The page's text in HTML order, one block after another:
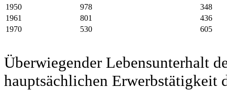
1950 978
348
1961
801
436
1970
530 605
Überwiegender Lebensunterhalt
hauptsächlichen Erwerbstätigkeit